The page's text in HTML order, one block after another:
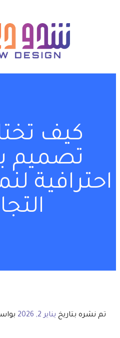
كيف
تصميم
احترافية
تم نشره بتاريخ يناير 2, 2026